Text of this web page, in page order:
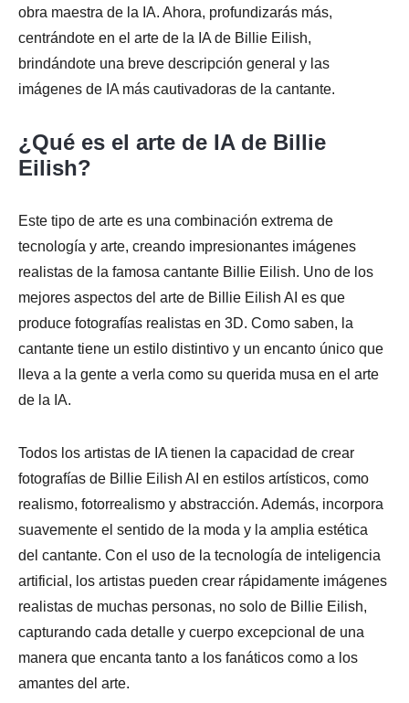
obra maestra de la IA. Ahora, profundizarás más,
centrándote en el arte de la IA de Billie Eilish,
brindándote una breve descripción general y las
imágenes de IA más cautivadoras de la cantante.
¿Qué es el arte de IA de Billie
Eilish?
Este tipo de arte es una combinación extrema de
tecnología y arte, creando impresionantes imágenes
realistas de la famosa cantante Billie Eilish. Uno de los
mejores aspectos del arte de Billie Eilish AI es que
produce fotografías realistas en 3D. Como saben, la
cantante tiene un estilo distintivo y un encanto único que
lleva a la gente a verla como su querida musa en el arte
de la IA.
Todos los artistas de IA tienen la capacidad de crear
fotografías de Billie Eilish AI en estilos artísticos, como
realismo, fotorrealismo y abstracción. Además, incorpora
suavemente el sentido de la moda y la amplia estética
del cantante. Con el uso de la tecnología de inteligencia
artificial, los artistas pueden crear rápidamente imágenes
realistas de muchas personas, no solo de Billie Eilish,
capturando cada detalle y cuerpo excepcional de una
manera que encanta tanto a los fanáticos como a los
amantes del arte.